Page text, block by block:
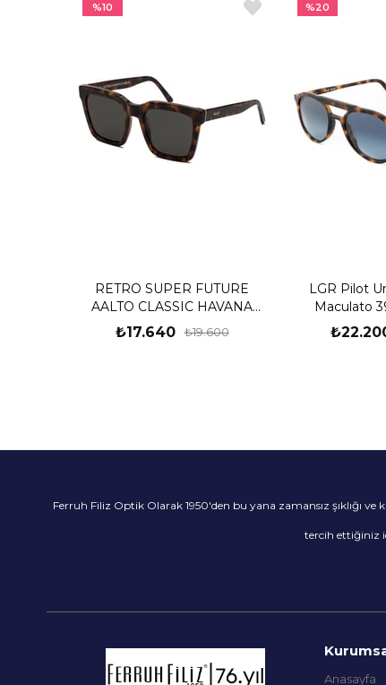
RETRO SUPER FUTURE
AALTO CLASSIC HAVANA
0WX
₺17.640 ₺19.600
%10
LGR Pilot
Maculato
Gradient Lgr
%20
Ferruh Filiz Optik Olarak 1950'den bu yana zamansız şıklığı
tercih ettiğiniz
Anasayfa